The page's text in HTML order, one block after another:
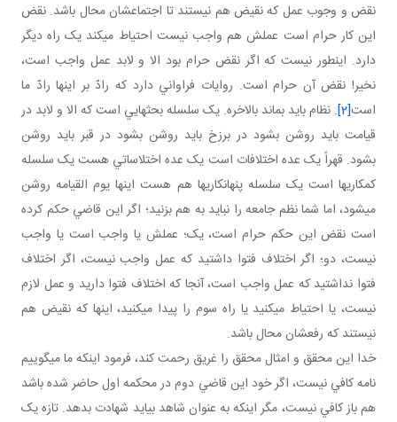
نقض و وجوب عمل که نقيض هم نيستند تا اجتماعشان محال باشد. نقض
اين کار حرام است عملش هم واجب نيست احتياط مي کند يک راه ديگر
دارد. اين طور نيست که اگر نقض حرام بود الا و لابد عمل واجب است،
نخير! نقض آن حرام است. روايات فراواني دارد که رادّ بر اينها رادّ ما
است[2] . نظام بايد بماند بالاخره. يک سلسله بحث هايي است که الا و لابد در
قيامت بايد روشن بشود در برزخ بايد روشن بشود در قبر بايد روشن
بشود. قهراً يک عده اختلافات است يک عده اختلاساتي هست يک سلسله
کمکاري ها است يک سلسله پنهان کاري ها هم هست اينها يوم القيامه روشن
مي شود، اما شما نظم جامعه را نبايد به هم بزنيد؛ اگر اين قاضي حکم کرده
است نقض اين حکم حرام است، يک؛ عملش يا واجب است يا واجب
نيست، دو؛ اگر اختلاف فتوا داشتيد که عمل واجب نيست، اگر اختلاف
فتوا نداشتيد که عمل واجب است، آنجا که اختلاف فتوا داريد و عمل لازم
نيست، يا احتياط مي کنيد يا راه سوم را پيدا مي کنيد، اينها که نقيض هم
نيستند که رفعشان محال باشد.
خدا اين محقق و امثال محقق را غريق رحمت کند، فرمود اينکه ما مي گوييم
نامه کافي نيست، اگر خود اين قاضي دوم در محکمه اول حاضر شده باشد
هم باز کافي نيست، مگر اينکه به عنوان شاهد بيايد شهادت بدهد. تازه يک